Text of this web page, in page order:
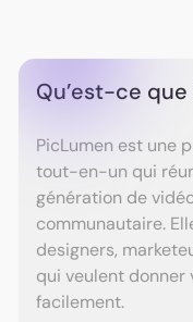
JacobSearing
Qu’est-ce
PicLumen est une
tout-en-un qui
génération de
communautaire.
designers,
qui veulent donner
facilement.